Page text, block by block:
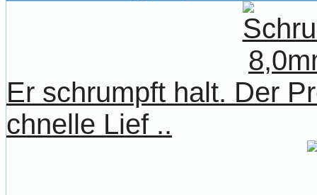
Er schrumpft halt. Der
chnelle Lief ..